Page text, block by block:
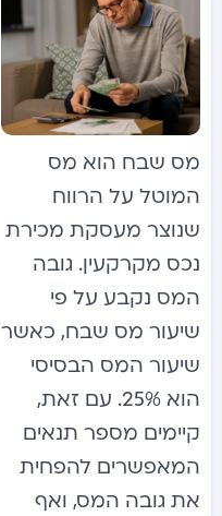
מס שבח הוא מס
המוטל על הרווח
שנוצר מעסקת מכירת
נכס מקרקעין. גובה
המס נקבע על פי
שיעור מס שבח, כאשר
שיעור המס הבסיסי
הוא 25%. עם זאת,
קיימים מספר תנאים
המאפשרים להפחית
את גובה המס, ואף